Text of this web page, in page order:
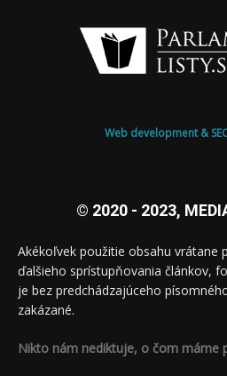
Web development &
© 2020 - 2023,
Akékoľvek použitie obsahu vrátane
ďalšieho sprístupňovania článkov,
je bez predchádzajúceho
zakázané.
Nikto nám nediktuje, o čom máme